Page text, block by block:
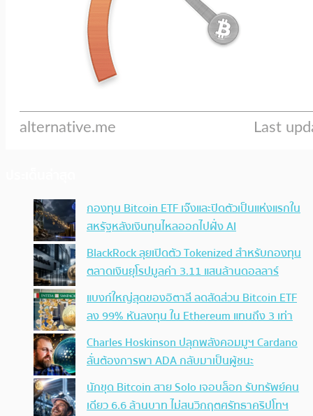
กองทุน Bitcoin ETF เจ๊งและปิดตัวเป็นแห่งแรกใน
สหรัฐหลังเงินทุนไหลออกไปฝั่ง AI
BlackRock ลุยเปิดตัว Tokenized สำหรับกองทุน
ตลาดเงินยุโรปมูลค่า 3.11 แสนล้านดอลลาร์
แบงก์ใหญ่สุดของอิตาลี ลดสัดส่วน Bitcoin ETF
ลง 99% หันลงทุน ใน Ethereum แทนถึง 3 เท่า
Charles Hoskinson ปลุกพลังคอมมูฯ Cardano
ลั่นต้องการพา ADA กลับมาเป็นผู้ชนะ
นักขุด Bitcoin สาย Solo เจอบล็อก รับทรัพย์คน
เดียว 6.6 ล้านบาท ไม่สนวิกฤตศรัทธาคริปโทฯ